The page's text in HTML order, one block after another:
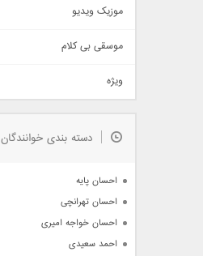
سنتی
اهنگ بندرعباسی
دمو
مذهبی
جدیدترین ها
موزیک ویدیو
موسقی بی کلام
ویژه
دسته بندی خوانندگان
احسان پایه
احسان تهرانچی
احسان خواجه امیری
احمد سعیدی